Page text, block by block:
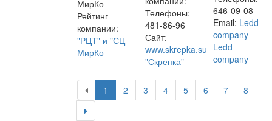
МирКо
Рейтинг
компании:
"РЦТ" и "СЦ
МирКо
Телефоны:
481-86-96
Сайт:
www.skrepka.su
"Скрепка"
646-09-08
Email: Ledd
company
Ledd
company
1 2 3 4 5 6 7 8